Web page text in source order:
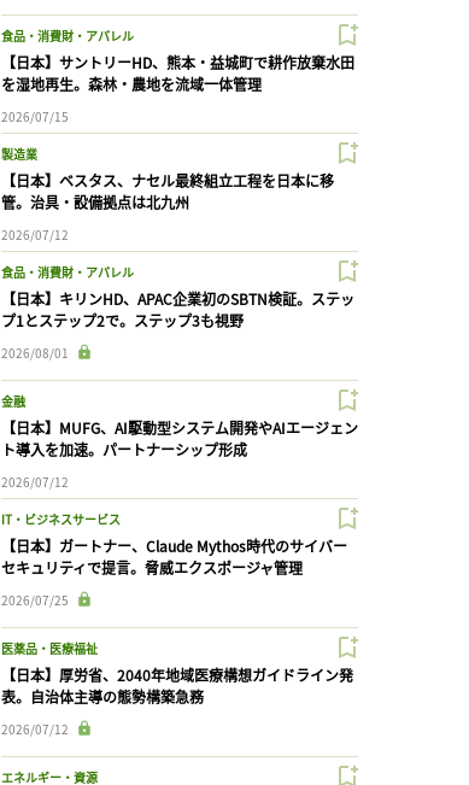
食品・消費財・アパレル
【日本】サントリーHD、熊本・益城町で耕作放棄水田
を湿地再生。森林・農地を流域一体管理
2026/07/15
製造業
【日本】ベスタス、ナセル最終組立工程を日本に移
管。治具・設備拠点は北九州
2026/07/12
食品・消費財・アパレル
【日本】キリンHD、APAC企業初のSBTN検証。ステッ
プ1とステップ2で。ステップ3も視野
2026/08/01
金融
【日本】MUFG、AI駆動型システム開発やAIエージェン
ト導入を加速。パートナーシップ形成
2026/07/12
IT・ビジネスサービス
【日本】ガートナー、Claude Mythos時代のサイバー
セキュリティで提言。脅威エクスポージャ管理
2026/07/25
医薬品・医療福祉
【日本】厚労省、2040年地域医療構想ガイドライン発
表。自治体主導の態勢構築急務
2026/07/12
エネルギー・資源